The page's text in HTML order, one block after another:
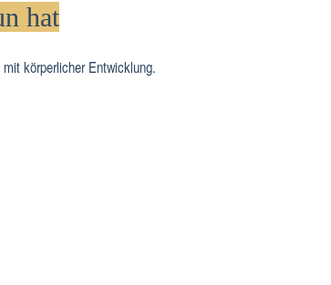
hat
körperlicher Entwicklung.